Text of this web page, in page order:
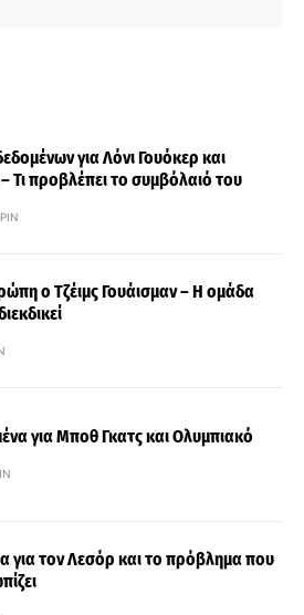
για Λόνι Γουόκερ και
Τι προβλέπει το συμβόλαιό του
ο Τζέιμς Γουάισμαν – Η ομάδα
για Μποθ Γκατς και Ολυμπιακό
για τον Λεσόρ και το πρόβλημα που